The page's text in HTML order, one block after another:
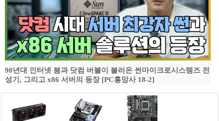
90년대 인터넷 붐과 닷컴 버블이 불러온 썬마이크로시스템즈 전
성기, 그리고 x86 서버의 등장 [PC흥망사 18-2]